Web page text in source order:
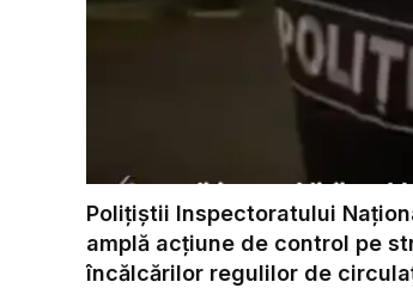
Polițiștii Inspectoratului
amplă acțiune de control pe
încălcărilor regulilor de